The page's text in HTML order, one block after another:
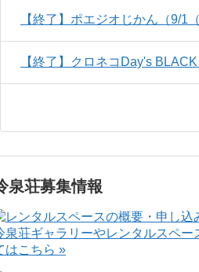
【終了】ポエジオじかん（9/1
【終了】クロネコDay's
泉荘募集情報
泉荘ギャラリーやレンタルスペー
はこちら »